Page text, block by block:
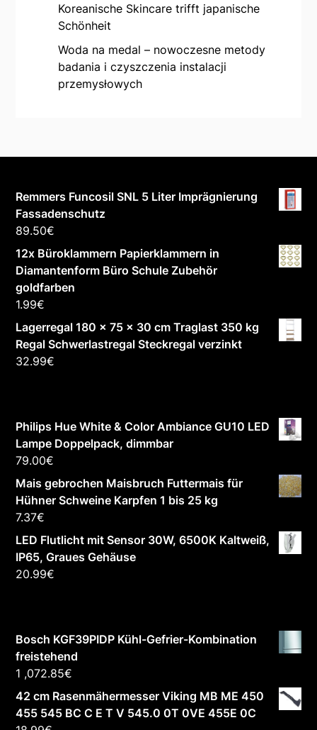
Koreanische Skincare trifft japanische
Schönheit
Woda na medal – nowoczesne metody
badania i czyszczenia instalacji
przemysłowych
Remmers Funcosil SNL 5 Liter Imprägnierung
Fassadenschutz
89.50€
12x Büroklammern Papierklammern in
Diamantenform Büro Schule Zubehör
goldfarben
1.99€
Lagerregal 180 x 75 x 30 cm Traglast 350 kg
Regal Schwerlastregal Steckregal verzinkt
32.99€
Philips Hue White & Color Ambiance GU10 LED
Lampe Doppelpack, dimmbar
79.00€
Mais gebrochen Maisbruch Futtermais für
Hühner Schweine Karpfen 1 bis 25 kg
7.37€
LED Flutlicht mit Sensor 30W, 6500K Kaltweiß,
IP65, Graues Gehäuse
20.99€
Bosch KGF39PIDP Kühl-Gefrier-Kombination
freistehend
1 ,072.85€
42 cm Rasenmähermesser Viking MB ME 450
455 545 BC C E T V 545.0 0T 0VE 455E 0C